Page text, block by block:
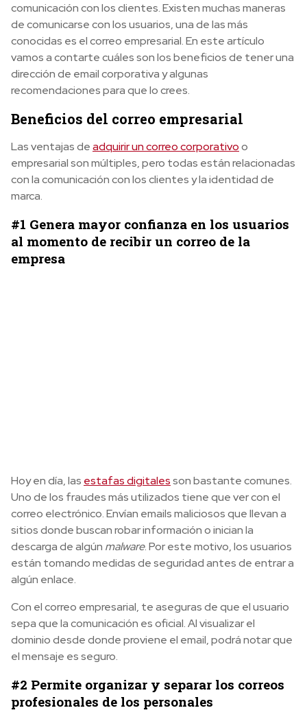
comunicación con los clientes. Existen muchas maneras
de comunicarse con los usuarios, una de las más
conocidas es el correo empresarial. En este artículo
vamos a contarte cuáles son los beneficios de tener una
dirección de email corporativa y algunas
recomendaciones para que lo crees.
Beneficios del correo empresarial
Las ventajas deadquirir un correo corporativoo
empresarial son múltiples, pero todas están relacionadas
con la comunicación con los clientes y la identidad de
marca.
#1 Genera mayor confianza en los usuarios
al momento de recibir un correo de la
empresa
Hoy en día, las estafas digitalesson bastante comunes.
Uno de los fraudes más utilizados tiene que ver con el
correo electrónico. Envían emails maliciosos que llevan a
sitios donde buscan robar información o inician la
descarga de algún malware. Por este motivo, los usuarios
están tomando medidas de seguridad antes de entrar a
algún enlace.
Con el correo empresarial, te aseguras de que el usuario
sepa que la comunicación es oficial. Al visualizar el
dominio desde donde proviene el email, podrá notar que
el mensaje es seguro.
#2 Permite organizar y separar los correos
profesionales de los personales